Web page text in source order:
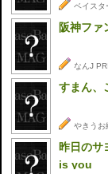
ベイスタ
阪神ファ
なんJ
すまん、
やきうお
昨日のサ
is you